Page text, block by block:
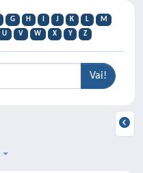
G H J K L
M
U V W X Y Z